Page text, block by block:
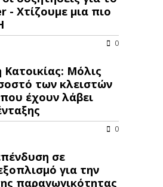
- Χτίζουμε μια πιο
0
Κατοικίας: Μόλις
των κλειστών
έχουν λάβει
0
σε
για την
παραγωγικότητας